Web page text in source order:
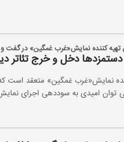
تهیه کننده نمایش«غرب غمگین» در گفت و
دستمزدها دخل و خرج تئاتر
نمایش«غرب غمگین» متعقد است که
توان امیدی به سوددهی اجرای